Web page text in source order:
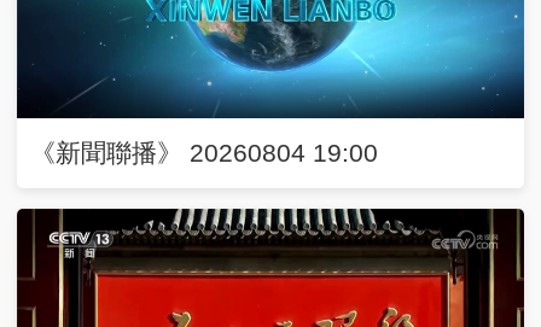
《新聞聯播》 20260804 19:00